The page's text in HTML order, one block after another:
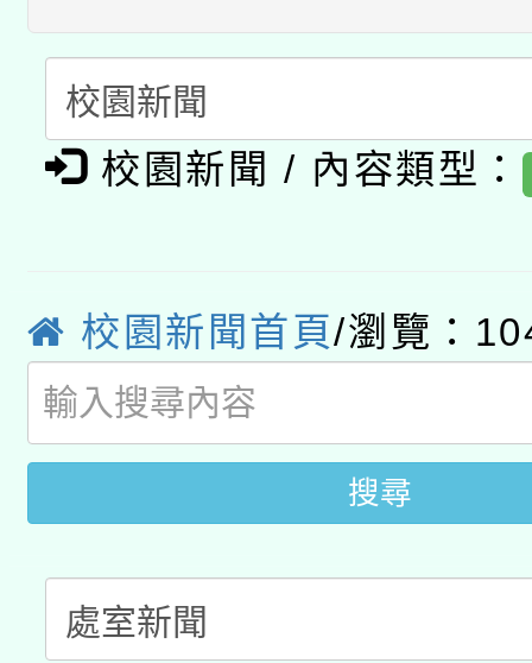
礎課程
A3數位素養講師名單
「數位內容與教學軟體
pilot」
有關大陸委員會函釋公
薪期間赴陸應申請許可
轉知經濟部水利署委託
用水績優單位及節水達
動」
桃園市孔廟祈福系列
開 智慧啟航」
2026年桃園地景藝術
校園新聞 / 內容類型：
校園新聞首頁/瀏覽：
搜尋